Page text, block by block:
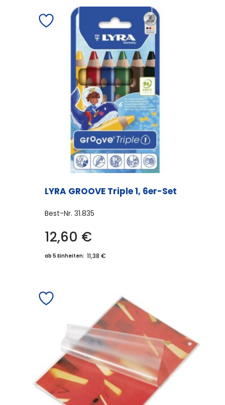
LYRA GROOVE Triple 1, 6er-Set
Best-Nr. 31.835
12,60 €
ab 5 Einheiten: 11,38 €